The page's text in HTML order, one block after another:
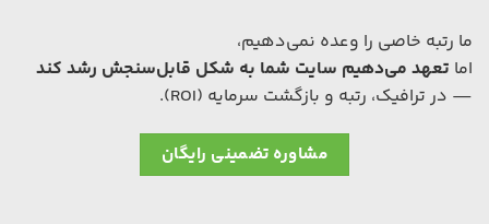
ما رتبه خاصی را وعده نمی‌دهیم،
اما تعهد می‌دهیم سایت شما به شکل قابل‌سنجش رشد کند
— در ترافیک، رتبه و بازگشت سرمایه (ROI).
مشاوره تضمینی رایگان